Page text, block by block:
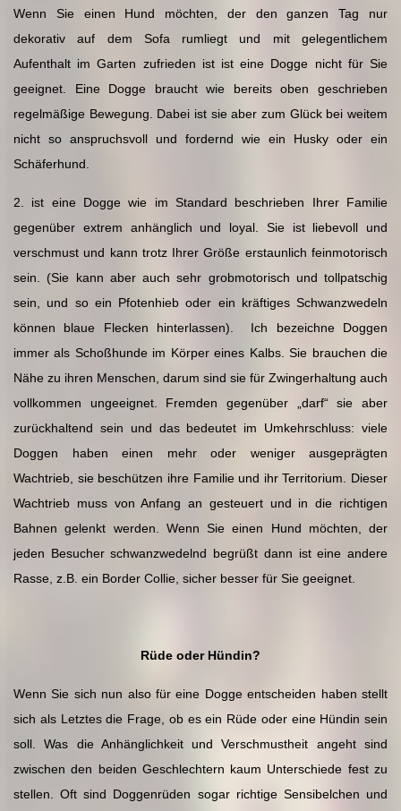
Wenn Sie einen Hund möchten, der den ganzen Tag nur
dekorativ auf dem Sofa rumliegt und mit gelegentlichem
Aufenthalt im Garten zufrieden ist ist eine Dogge nicht für Sie
geeignet. Eine Dogge braucht wie bereits oben geschrieben
regelmäßige Bewegung. Dabei ist sie aber zum Glück bei weitem
nicht so anspruchsvoll und fordernd wie ein Husky oder ein
Schäferhund.
2. ist eine Dogge wie im Standard beschrieben Ihrer Familie
gegenüber extrem anhänglich und loyal. Sie ist liebevoll und
verschmust und kann trotz Ihrer Größe erstaunlich feinmotorisch
sein. (Sie kann aber auch sehr grobmotorisch und tollpatschig
sein, und so ein Pfotenhieb oder ein kräftiges Schwanzwedeln
können blaue Flecken hinterlassen). Ich bezeichne Doggen
immer als Schoßhunde im Körper eines Kalbs. Sie brauchen die
Nähe zu ihren Menschen, darum sind sie für Zwingerhaltung auch
vollkommen ungeeignet. Fremden gegenüber „darf“ sie aber
zurückhaltend sein und das bedeutet im Umkehrschluss: viele
Doggen haben einen mehr oder weniger ausgeprägten
Wachtrieb, sie beschützen ihre Familie und ihr Territorium. Dieser
Wachtrieb muss von Anfang an gesteuert und in die richtigen
Bahnen gelenkt werden. Wenn Sie einen Hund möchten, der
jeden Besucher schwanzwedelnd begrüßt dann ist eine andere
Rasse, z.B. ein Border Collie, sicher besser für Sie geeignet.
Rüde oder Hündin?
Wenn Sie sich nun also für eine Dogge entscheiden haben stellt
sich als Letztes die Frage, ob es ein Rüde oder eine Hündin sein
soll. Was die Anhänglichkeit und Verschmustheit angeht sind
zwischen den beiden Geschlechtern kaum Unterschiede fest zu
stellen. Oft sind Doggenrüden sogar richtige Sensibelchen und